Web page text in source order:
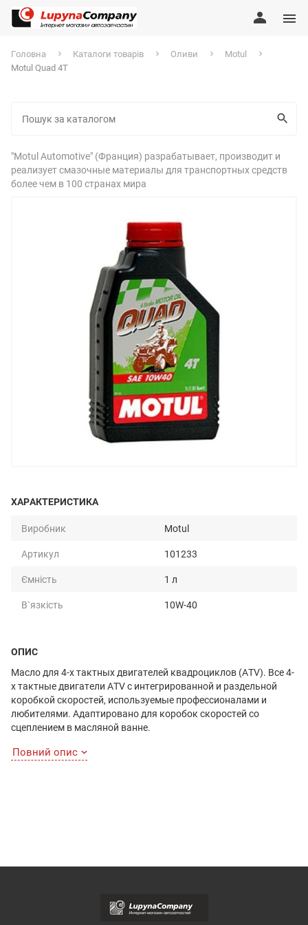
Головна Каталоги товарів Оливи
Motul
Motul Quad 4T
"Motul Automotive" (Франция) разрабатывает, производит и
реализует смазочные материалы для транспортных средств
более чем в 100 странах мира
ХАРАКТЕРИСТИКА
Виробник
Motul
Артикул
101233
Ємність
1 л
В`язкість
10W-40
ОПИС
Масло для 4-х тактных двигателей квадроциклов (ATV). Все 4-
х тактные двигатели ATV с интегрированной и раздельной
коробкой скоростей, используемые профессионалами и
любителями. Адаптировано для коробок скоростей со
сцеплением в масляной ванне.
Повний опис